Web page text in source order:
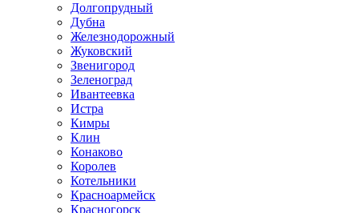
Долгопрудный
Дубна
Железнодорожный
Жуковский
Звенигород
Зеленоград
Ивантеевка
Истра
Кимры
Клин
Конаково
Королев
Котельники
Красноармейск
Красногорск